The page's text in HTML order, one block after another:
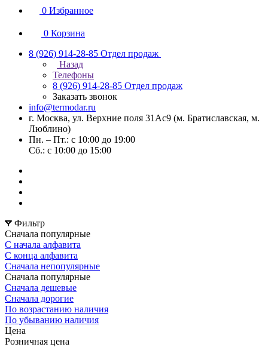
0 Избранное
0 Корзина
8 (926) 914-28-85 Отдел продаж
Назад
Телефоны
8 (926) 914-28-85 Отдел продаж
Заказать звонок
info@termodar.ru
г. Москва, ул. Верхние поля 31Ас9 (м. Братиславская, м.
Люблино)
Пн. – Пт.: с 10:00 до 19:00
Сб.: с 10:00 до 15:00
Фильтр
Сначала популярные
С начала алфавита
С конца алфавита
Сначала непопулярные
Сначала популярные
Сначала дешевые
Сначала дорогие
По возрастанию наличия
По убыванию наличия
Цена
Розничная цена